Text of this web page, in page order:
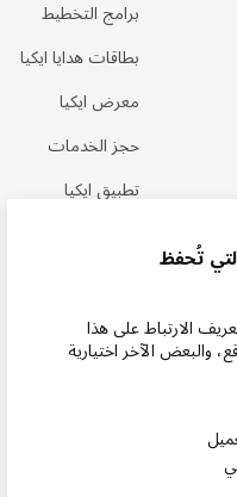
برامج التخطيط
بطاقات هدايا ايكيا
معرض ايكيا
حجز الخدمات
تطبيق ايكيا
تُحفظ
الارتباط على هذا
والبعض الآخر اختيارية